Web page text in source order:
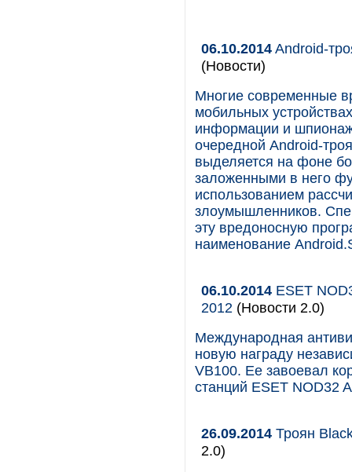
06.10.2014Android-
(Новости)
Многие современные
мобильных
информации и
очередной Android-
выделяется на фоне
заложенными в него
использованием
злоумышленников.
эту вредоносную
наименование
06.10.2014 ESET
2012 (Новости 2.0)
Международная
новую награду
VB100. Ее завоевал
станций ESET NOD32
26.09.2014 Троян
2.0)